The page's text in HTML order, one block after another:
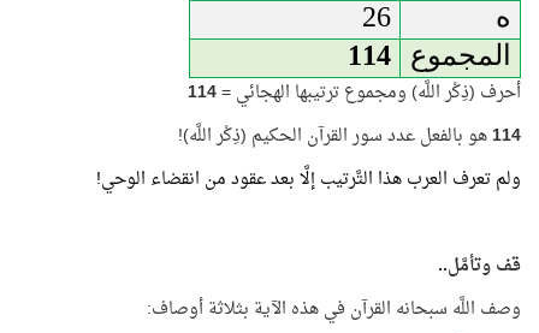
ه
26
المجموع
114
أحرف (ذِكْر اللَّه) ومجموع ترتيبها الهجائي =114
114هو بالفعل عدد سور القرآن الحكيم (ذِكْر اللَّه)!
ولم تعرف العرب هذا التَّرتيب إلَّا بعد عقود من انقضاء الوحي!
قف وتأمَّل..
وصف اللَّه سبحانه القرآن في هذه الآية بثلاثة أوصاف: